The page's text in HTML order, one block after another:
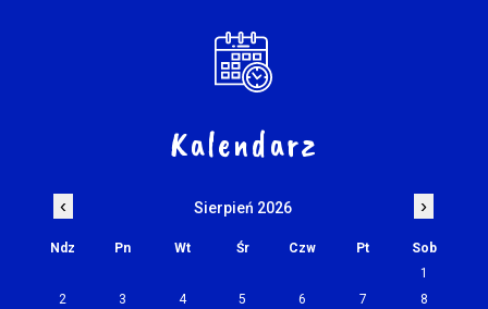
Kalendarz
‹ Sierpień 2026 ›
Ndz Pn Wt Śr Czw Pt
Sob
1
2
3 4 5 6 7
8